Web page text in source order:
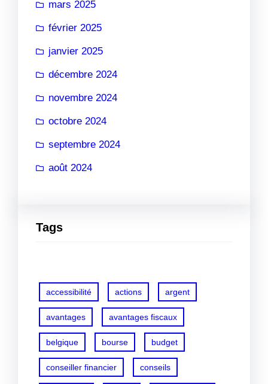
mars 2025
février 2025
janvier 2025
décembre 2024
novembre 2024
octobre 2024
septembre 2024
août 2024
Tags
accessibilité actions argent
avantages avantages fiscaux
belgique bourse budget
conseiller financier conseils